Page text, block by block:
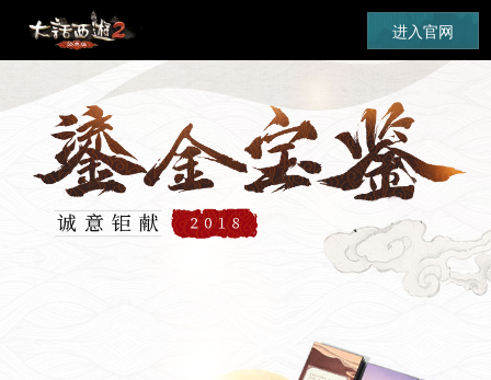
《大话
西游2》
进入官网